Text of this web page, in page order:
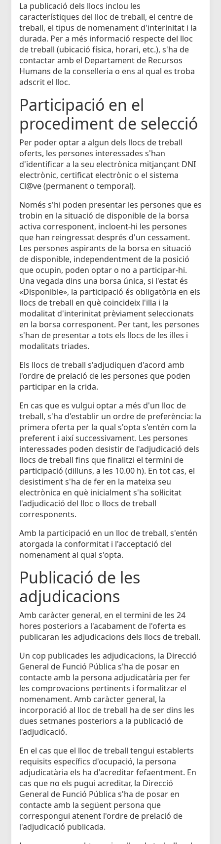
La publicació dels llocs inclou les
característiques del lloc de treball, el centre de
treball, el tipus de nomenament d'interinitat i la
durada. Per a més informació respecte del lloc
de treball (ubicació física, horari, etc.), s'ha de
contactar amb el Departament de Recursos
Humans de la conselleria o ens al qual es troba
adscrit el lloc.
Participació en el
procediment de selecció
Per poder optar a algun dels llocs de treball
oferts, les persones interessades s'han
d'identificar a la seu electrònica mitjançant DNI
electrònic, certificat electrònic o el sistema
Cl@ve (permanent o temporal).
Només s'hi poden presentar les persones que es
trobin en la situació de disponible de la borsa
activa corresponent, incloent-hi les persones
que han reingressat després d'un cessament.
Les persones aspirants de la borsa en situació
de disponible, independentment de la posició
que ocupin, poden optar o no a participar-hi.
Una vegada dins una borsa única, si l'estat és
«Disponible», la participació és obligatòria en els
llocs de treball en què coincideix l'illa i la
modalitat d'interinitat prèviament seleccionats
en la borsa corresponent. Per tant, les persones
s'han de presentar a tots els llocs de les illes i
modalitats triades.
Els llocs de treball s'adjudiquen d'acord amb
l'ordre de prelació de les persones que poden
participar en la crida.
En cas que es vulgui optar a més d'un lloc de
treball, s'ha d'establir un ordre de preferència: la
primera oferta per la qual s'opta s'entén com la
preferent i així successivament. Les persones
interessades poden desistir de l'adjudicació dels
llocs de treball fins que finalitzi el termini de
participació (dilluns, a les 10.00 h). En tot cas, el
desistiment s'ha de fer en la mateixa seu
electrònica en què inicialment s'ha sol·licitat
l'adjudicació del lloc o llocs de treball
corresponents.
Amb la participació en un lloc de treball, s'entén
atorgada la conformitat i l'acceptació del
nomenament al qual s'opta.
Publicació de les
adjudicacions
Amb caràcter general, en el termini de les 24
hores posteriors a l'acabament de l'oferta es
publicaran les adjudicacions dels llocs de treball.
Un cop publicades les adjudicacions, la Direcció
General de Funció Pública s'ha de posar en
contacte amb la persona adjudicatària per fer
les comprovacions pertinents i formalitzar el
nomenament. Amb caràcter general, la
incorporació al lloc de treball ha de ser dins les
dues setmanes posteriors a la publicació de
l'adjudicació.
En el cas que el lloc de treball tengui establerts
requisits específics d'ocupació, la persona
adjudicatària els ha d'acreditar fefaentment. En
cas que no els pugui acreditar, la Direcció
General de Funció Pública s'ha de posar en
contacte amb la següent persona que
correspongui atenent l'ordre de prelació de
l'adjudicació publicada.